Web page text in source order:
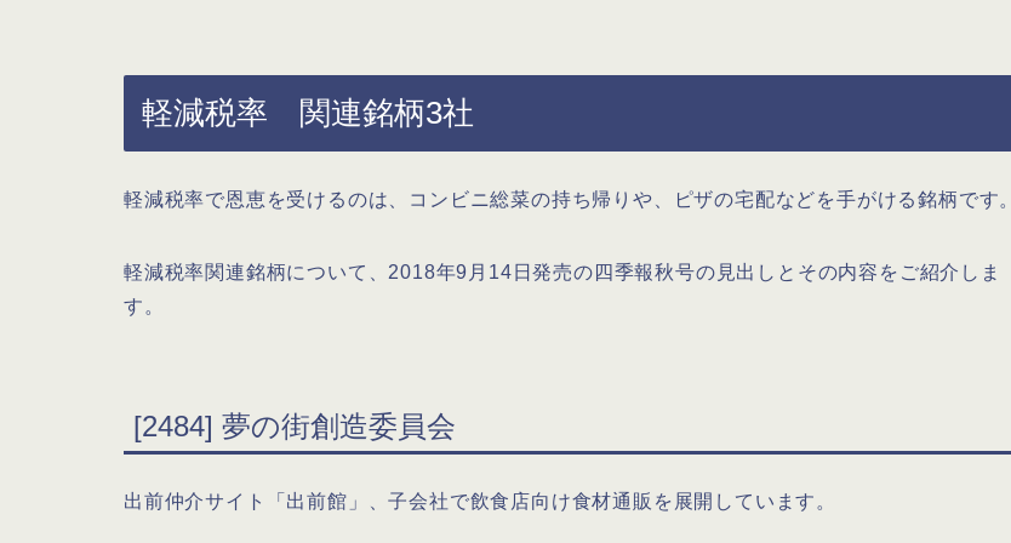
軽減税率 関連銘柄3社
軽減税率で恩恵を受けるのは、コンビニ総菜の持ち帰りや、ピザの宅配などを手がける銘柄です。
軽減税率関連銘柄について、2018年9月14日発売の四季報秋号の見出しとその内容をご紹介しま
す。
[2484] 夢の街創造委員会
出前仲介サイト「出前館」、子会社で飲食店向け食材通販を展開しています。